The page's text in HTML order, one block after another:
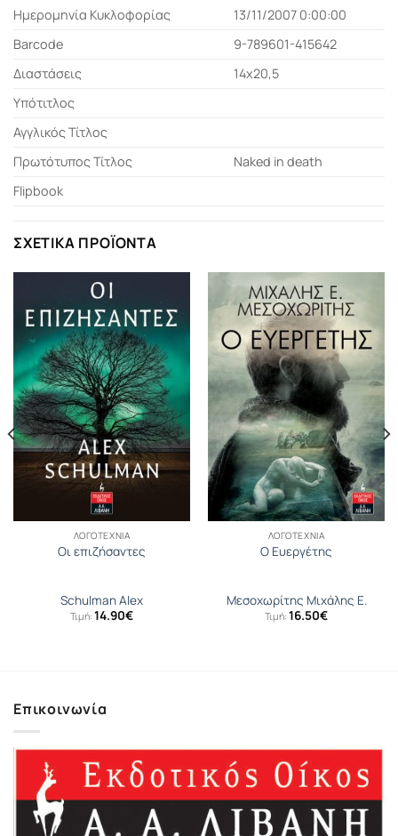
Ημερομηνία Κυκλοφορίας
13/11/2007 0:00:00
Barcode
9-789601-415642
Διαστάσεις
14x20,5
Υπότιτλος
Αγγλικός Τίτλος
Πρωτότυπος Τίτλος
Naked in death
Flipbook
ΣΧΕΤΙΚΆ ΠΡΟΪΌΝΤΑ
ΛΟΓΟΤΕΧΝΊΑ
Οι επιζήσαντες
Schulman Alex
Τιμή: 14.90€
ΛΟΓΟΤΕΧΝΊΑ
Ο Ευεργέτης
Μεσοχωρίτης Μιχάλης Ε.
Τιμή: 16.50€
Επικοινωνία